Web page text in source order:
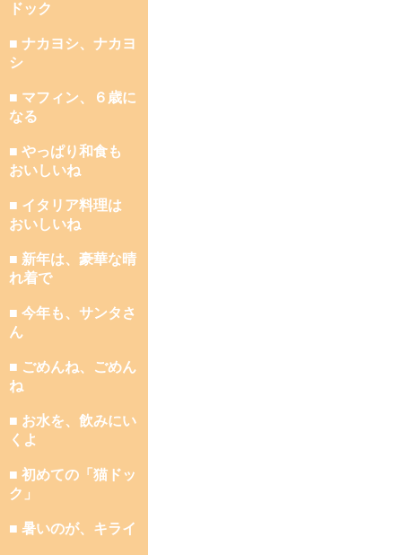
ドック
■ ナカヨシ、ナカヨ
シ
■ マフィン、６歳に
なる
■ やっぱり和食も
おいしいね
■ イタリア料理は
おいしいね
■ 新年は、豪華な晴
れ着で
■ 今年も、サンタさ
ん
■ ごめんね、ごめん
ね
■ お水を、飲みにい
くよ
■ 初めての「猫ドッ
ク」
■ 暑いのが、キライ